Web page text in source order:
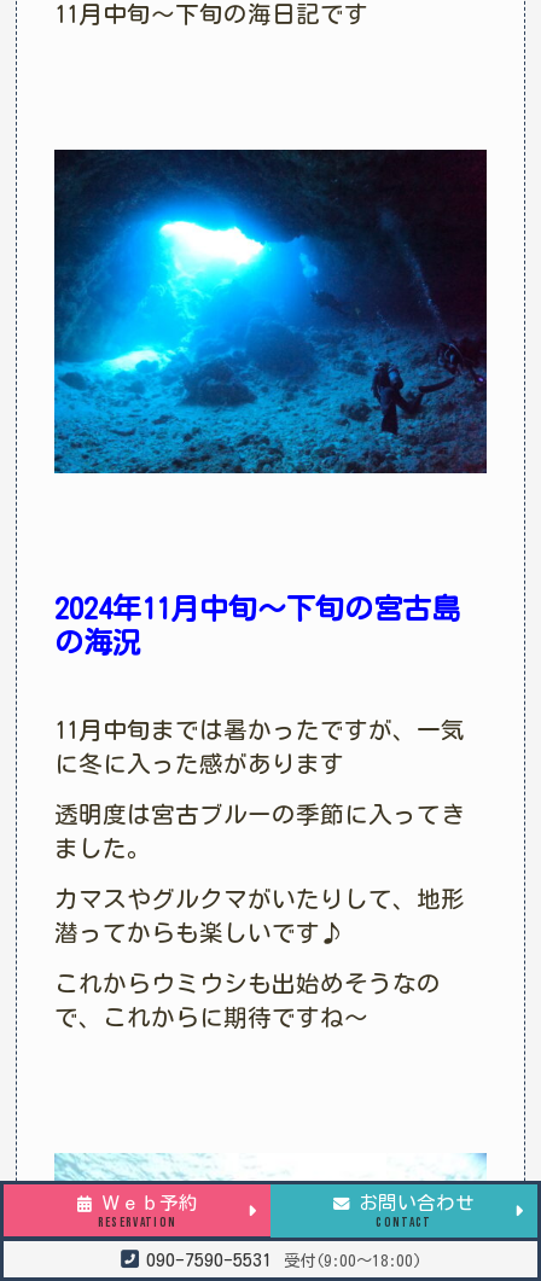
11月中旬〜下旬の海日記です
2024年11月中旬〜下旬の宮古島
の海況
11月中旬までは暑かったですが、一気
に冬に入った感があります
透明度は宮古ブルーの季節に入ってき
ました。
カマスやグルクマがいたりして、地形
潜ってからも楽しいです♪
これからウミウシも出始めそうなの
で、これからに期待ですね〜
Ｗｅｂ予約
RESERVATION
お問い合わせ
CONTACT
090-7590-5531 受付(9:00～18:00)